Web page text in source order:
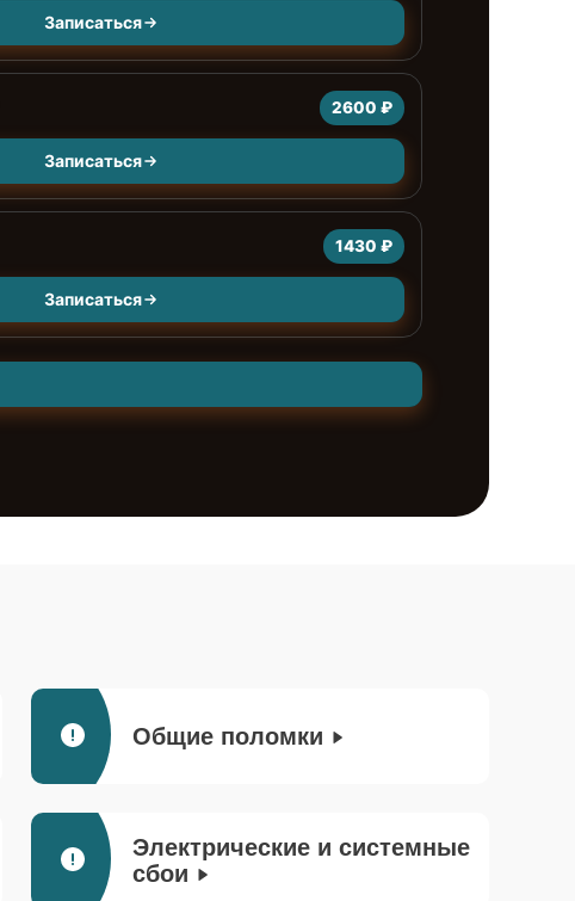
Записаться
2600 ₽
Записаться
1430 ₽
Записаться
Общие поломки
Электрические и системные
сбои